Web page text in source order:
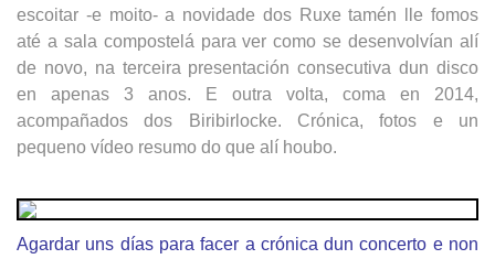
escoitar -e moito- a novidade dos Ruxe tamén lle fomos
até a sala compostelá para ver como se desenvolvían alí
de novo, na terceira presentación consecutiva dun disco
en apenas 3 anos. E outra volta, coma en 2014,
acompañados dos Biribirlocke. Crónica, fotos e un
pequeno vídeo resumo do que alí houbo.
Agardar uns días para facer a crónica dun concerto e non